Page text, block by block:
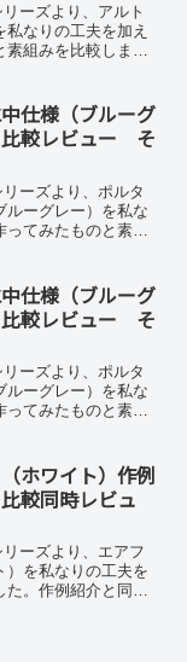
ーズより、アルト
私なりの工夫を加え
組みを比較しま
仕様（ブルーグ
比較レビュー そ
ーズより、ポルタ
ルーグレー）を私な
てみたものと素組
仕様（ブルーグ
比較レビュー そ
ーズより、ポルタ
ルーグレー）を私な
ってみたものと素組
ホワイト）作例
較同時レビュ
ーズより、エアフ
）を私なりの工夫を
た。作例紹介と同時